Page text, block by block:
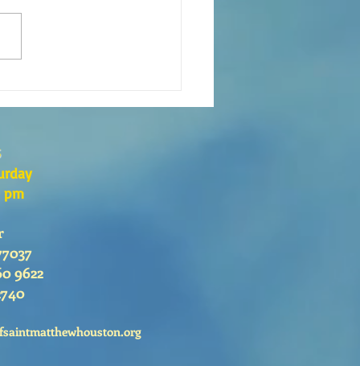
26 de Julio, 2026
pm
9622